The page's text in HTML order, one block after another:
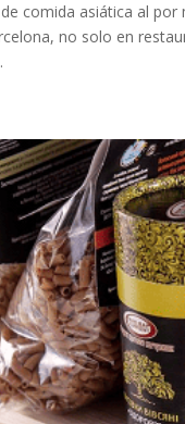
comida asiática al
no solo en